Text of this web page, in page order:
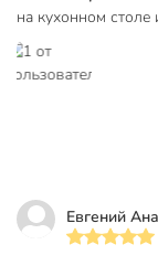
на кухонном
Евгений